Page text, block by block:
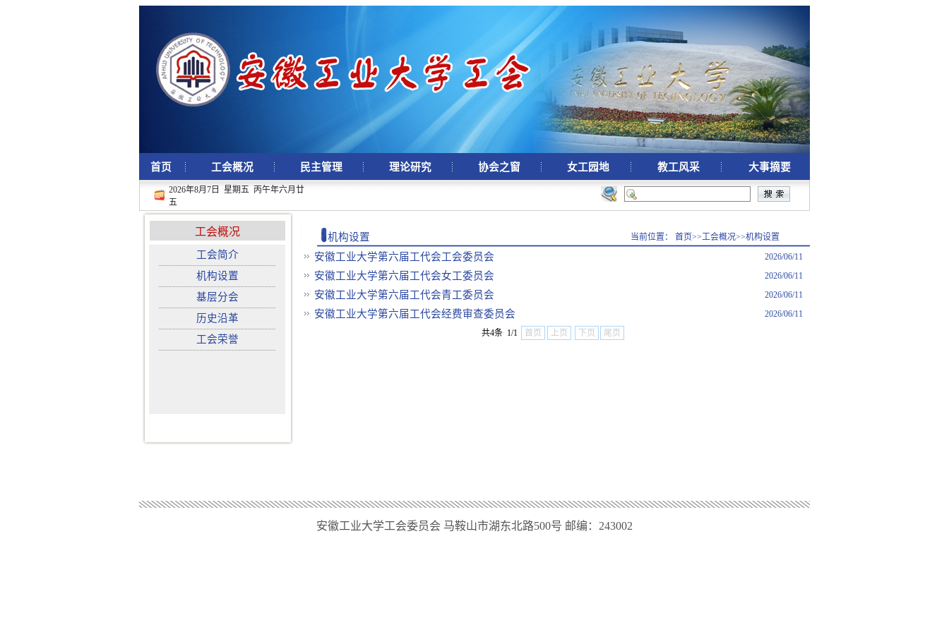
首页 工会概况 民主管理 理论研究 协会之窗 女工园地 教工风采 大事摘要
2026年8月7日 星期五 丙午年六月廿
五
工会概况
工会简介
机构设置
基层分会
历史沿革
工会荣誉
机构设置 当前位置： 首页>>工会概况>>机构设置
安徽工业大学第六届工代会工会委员会 2026/06/11
安徽工业大学第六届工代会女工委员会 2026/06/11
安徽工业大学第六届工代会青工委员会 2026/06/11
安徽工业大学第六届工代会经费审查委员会
2026/06/11
共4条 1/1
首页 上页 下页 尾页
安徽工业大学工会委员会 马鞍山市湖东北路500号 邮编：243002